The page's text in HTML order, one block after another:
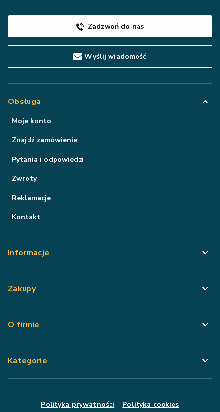
Zadzwoń do nas
Wyślij wiadomość
Obsługa
Moje konto
Znajdź zamówienie
Pytania i odpowiedzi
Zwroty
Reklamacje
Kontakt
Informacje
Zakupy
O firmie
Kategorie
Polityka prywatności Polityka cookies